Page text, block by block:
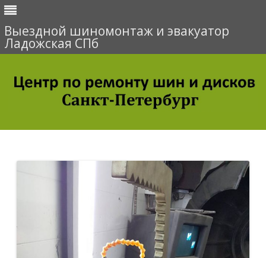
Выездной шиномонтаж и эвакуатор
Ладожская СПб